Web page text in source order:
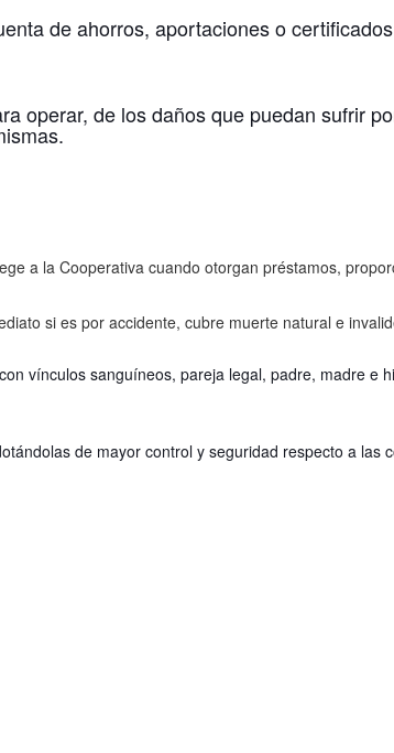
de ahorros, aportaciones o
operar, de los daños que puedan sufrir
a la Cooperativa cuando otorgan préstamos,
si es por accidente, cubre muerte natural e
vínculos sanguíneos, pareja legal, padre, madre e
de mayor control y seguridad respecto a las